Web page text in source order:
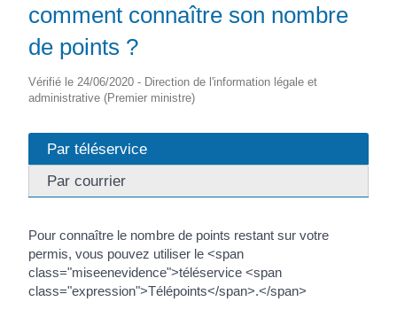
comment connaître son nombre
de points ?
Vérifié le 24/06/2020 - Direction de l'information légale et
administrative (Premier ministre)
Par téléservice
Par courrier
Pour connaître le nombre de points restant sur votre
permis, vous pouvez utiliser le <span
class="miseenevidence">téléservice <span
class="expression">Télépoints</span>.</span>